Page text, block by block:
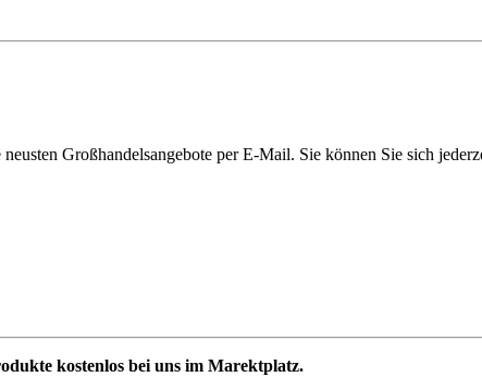
Großhandelsangebote per E-Mail. Sie können Sie sich
kostenlos bei uns im Marektplatz.